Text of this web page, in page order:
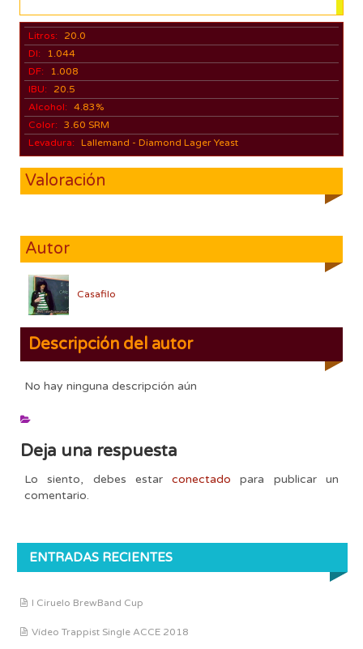
Litros:
20.0
DI:
1.044
DF:
1.008
IBU:
20.5
Alcohol: 4.83%
Color: 3.60 SRM
Levadura: Lallemand - Diamond Lager Yeast
Valoración
Autor
Casafilo
Descripción del autor
No hay ninguna descripción aún
Deja una respuesta
Lo siento, debes estarconectado para publicar un
comentario.
ENTRADAS RECIENTES
I Ciruelo BrewBand Cup
Vídeo Trappist Single ACCE 2018